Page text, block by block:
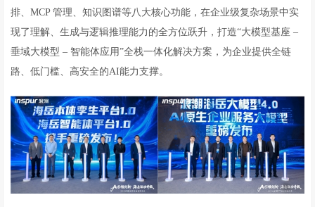
排、MCP 管理、知识图谱等八大核心功能，在企业级复杂场景中实
现了理解、生成与逻辑推理能力的全方位跃升，打造“大模型基座 –
垂域大模型 – 智能体应用”全栈一体化解决方案，为企业提供全链
路、低门槛、高安全的AI能力支撑。